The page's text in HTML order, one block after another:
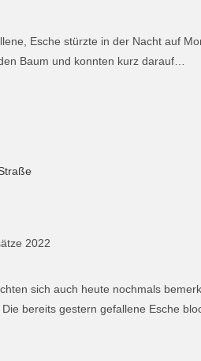
Esche stürzte in der Nacht auf
Baum und konnten kurz darauf…
2022
sich auch heute nochmals
bereits gestern gefallene Esche